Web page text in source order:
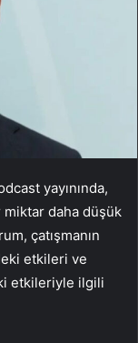
yayınında,
daha düşük
çatışmanın
etkileri ve
etkileriyle ilgili